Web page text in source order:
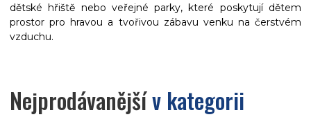
dětské hřiště nebo veřejné parky, které poskytují dětem
prostor pro hravou a tvořivou zábavu venku na čerstvém
vzduchu.
Nejprodávanějšív kategorii